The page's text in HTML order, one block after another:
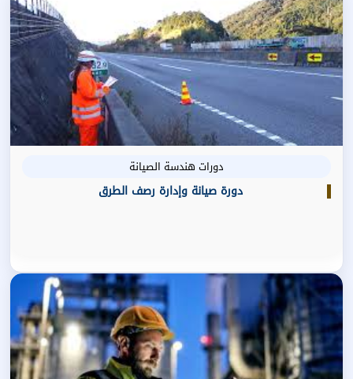
دورات هندسة الصيانة
دورة صيانة وإدارة رصف الطرق